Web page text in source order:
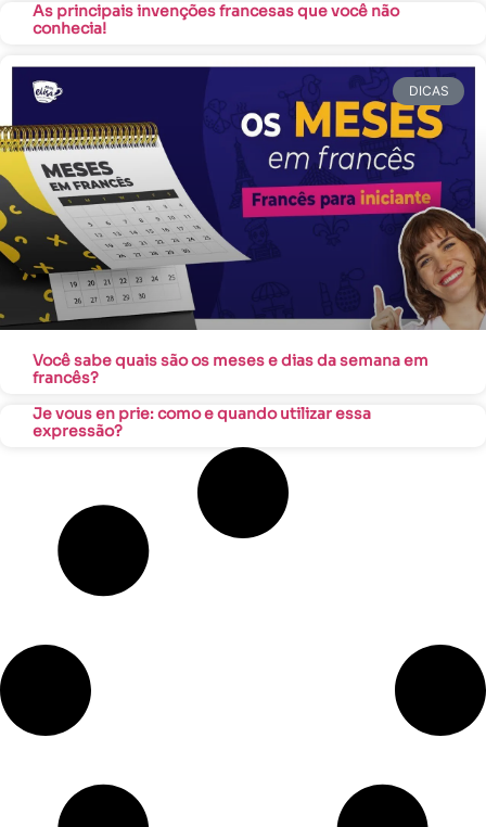
As principais invenções francesas que você não
conhecia!
DICAS
Você sabe quais são os meses e dias da semana em
francês?
Je vous en prie: como e quando utilizar essa
expressão?